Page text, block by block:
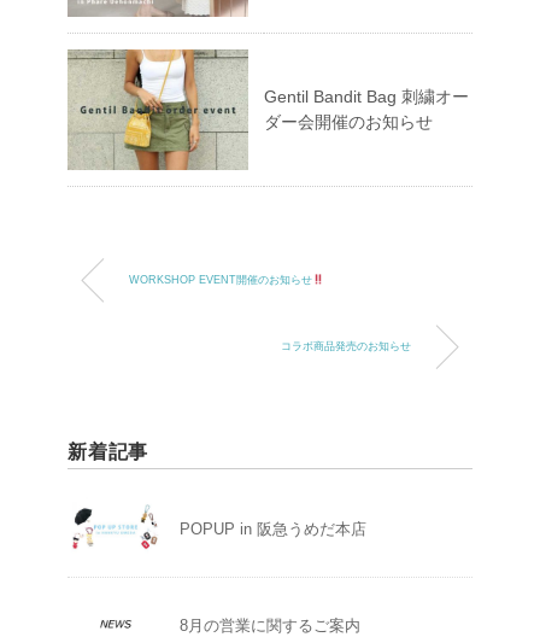
Gentil Bandit Bag 刺繍オー
ダー会開催のお知らせ
WORKSHOP EVENT開催のお知らせ
コラボ商品発売のお知らせ
新着記事
POPUP in 阪急うめだ本店
8月の営業に関するご案内